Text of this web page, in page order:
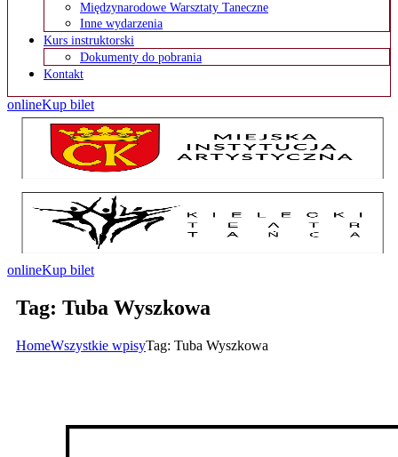
Międzynarodowe Warsztaty Taneczne
Inne wydarzenia
Kurs instruktorski
Dokumenty do pobrania
Kontakt
onlineKup bilet
onlineKup bilet
Tag: Tuba Wyszkowa
HomeWszystkie wpisyTag: Tuba Wyszkowa